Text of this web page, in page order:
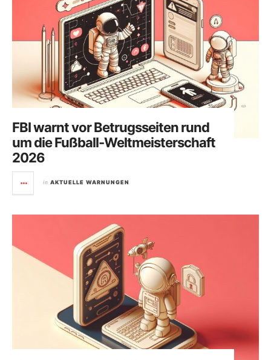
FBI warnt vor Betrugsseiten rund
um die Fußball-Weltmeisterschaft
2026
in AKTUELLE WARNUNGEN